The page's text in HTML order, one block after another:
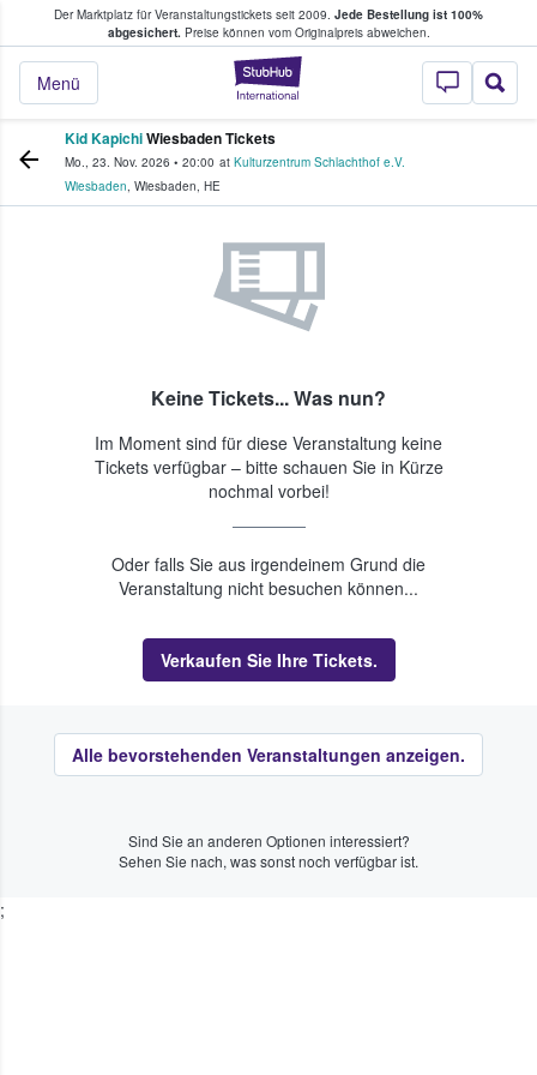
Der Marktplatz für Veranstaltungstickets seit 2009. Jede Bestellung ist 100%
abgesichert.Preise können vom Originalpreis abweichen.
StubHub - Wo
Menü
Tickets kaufen & verkaufen
Kid KapichiWiesbaden Tickets
Mo., 23. Nov. 2026 • 20:00 at Kulturzentrum Schlachthof e.V.
Wiesbaden, Wiesbaden, HE
Keine Tickets... Was nun?
Im Moment sind für diese Veranstaltung keine
Tickets verfügbar – bitte schauen Sie in Kürze
nochmal vorbei!
Oder falls Sie aus irgendeinem Grund die
Veranstaltung nicht besuchen können...
Verkaufen Sie Ihre Tickets.
Alle bevorstehenden Veranstaltungen anzeigen.
Sind Sie an anderen Optionen interessiert?
Sehen Sie nach, was sonst noch verfügbar ist.
;